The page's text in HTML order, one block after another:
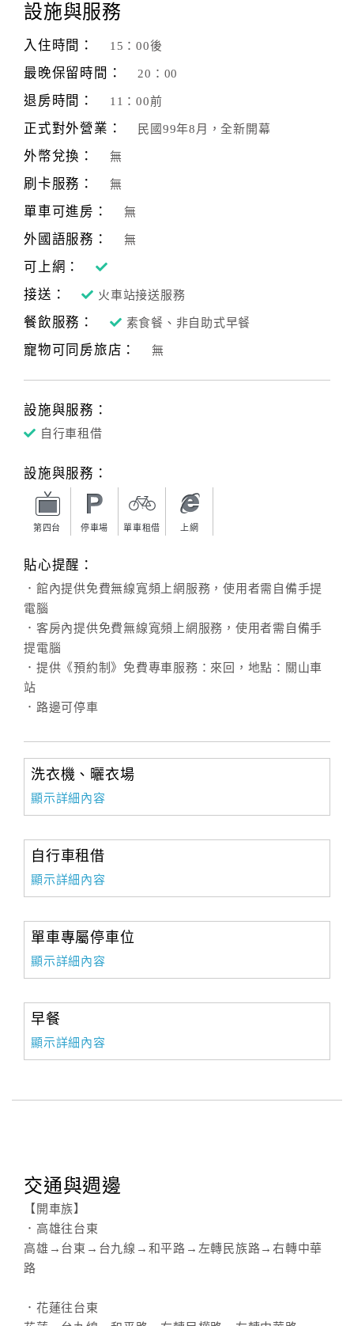
設施與服務
入住時間： 15：00後
最晚保留時間： 20：00
退房時間： 11：00前
正式對外營業： 民國99年8月，全新開幕
外幣兌換： 無
刷卡服務： 無
單車可進房： 無
外國語服務： 無
可上網：
接送：
火車站接送服務
餐飲服務： 素食餐、非自助式早餐
寵物可同房旅店： 無
設施與服務：
自行車租借
設施與服務：
第四台 停車場 單車租借 上網
貼心提醒：
．館內提供免費無線寬頻上網服務，使用者需自備手提
電腦
．客房內提供免費無線寬頻上網服務，使用者需自備手
提電腦
．提供《預約制》免費專車服務：來回，地點：關山車
站
．路邊可停車
洗衣機、曬衣場
顯示詳細內容
自行車租借
顯示詳細內容
單車專屬停車位
顯示詳細內容
早餐
顯示詳細內容
交通與週邊
【開車族】
．高雄往台東
高雄→台東→台九線→和平路→左轉民族路→右轉中華
路
．花蓮往台東